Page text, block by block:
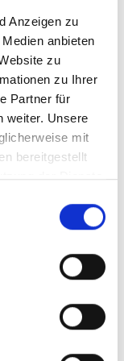
Anzeigen zu
anbieten
zu
zu Ihrer
Partner für
weiter. Unsere
mit
bereitgestellt
der Dienste
climate action